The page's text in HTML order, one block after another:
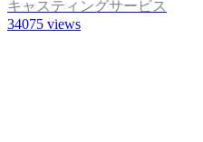
キャスティングサービス
34075 views